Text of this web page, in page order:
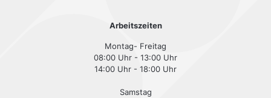
Arbeitszeiten
Montag- Freitag
08:00 Uhr - 13:00 Uhr
14:00 Uhr - 18:00 Uhr
Samstag